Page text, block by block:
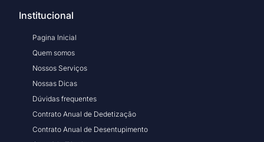
Institucional
Pagina Inicial
Quem somos
Nossos Serviços
Nossas Dicas
Dúvidas frequentes
Contrato Anual de Dedetização
Contrato Anual de Desentupimento